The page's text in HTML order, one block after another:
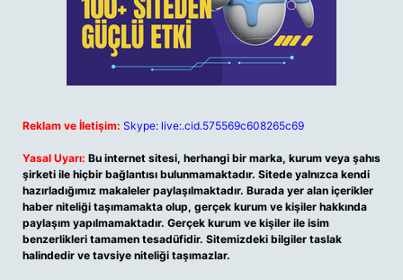
Reklam ve İletişim: Skype: live:.cid.575569c608265c69
Yasal Uyarı: Bu internet sitesi, herhangi bir marka, kurum veya şahıs
şirketi ile hiçbir bağlantısı bulunmamaktadır. Sitede yalnızca kendi
hazırladığımız makaleler paylaşılmaktadır. Burada yer alan içerikler
haber niteliği taşımamakta olup, gerçek kurum ve kişiler hakkında
paylaşım yapılmamaktadır. Gerçek kurum ve kişiler ile isim
benzerlikleri tamamen tesadüfidir. Sitemizdeki bilgiler taslak
halindedir ve tavsiye niteliği taşımazlar.